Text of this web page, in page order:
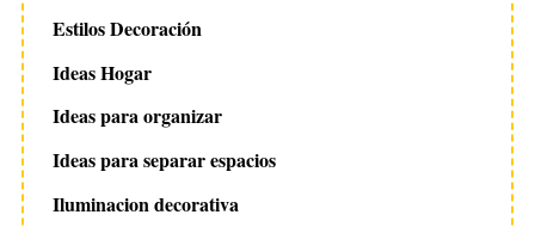
Estilos Decoración
Ideas Hogar
Ideas para organizar
Ideas para separar espacios
Iluminacion decorativa